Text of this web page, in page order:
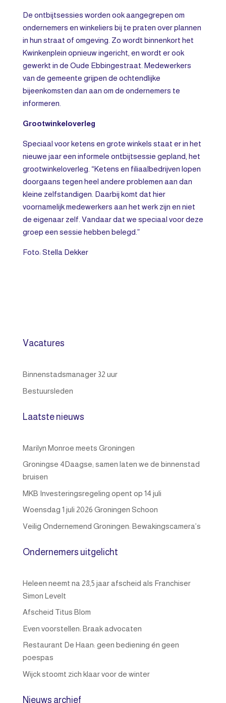
De ontbijtsessies worden ook aangegrepen om
ondernemers en winkeliers bij te praten over plannen
in hun straat of omgeving. Zo wordt binnenkort het
Kwinkenplein opnieuw ingericht, en wordt er ook
gewerkt in de Oude Ebbingestraat. Medewerkers
van de gemeente grijpen de ochtendlijke
bijeenkomsten dan aan om de ondernemers te
informeren.
Grootwinkeloverleg
Speciaal voor ketens en grote winkels staat er in het
nieuwe jaar een informele ontbijtsessie gepland, het
grootwinkeloverleg. “Ketens en filiaalbedrijven lopen
doorgaans tegen heel andere problemen aan dan
kleine zelfstandigen. Daarbij komt dat hier
voornamelijk medewerkers aan het werk zijn en niet
de eigenaar zelf. Vandaar dat we speciaal voor deze
groep een sessie hebben belegd.”
Foto: Stella Dekker
Vacatures
Binnenstadsmanager 32 uur
Bestuursleden
Laatste nieuws
Marilyn Monroe meets Groningen
Groningse 4Daagse; samen laten we de binnenstad
bruisen
MKB Investeringsregeling opent op 14 juli
Woensdag 1 juli 2026 Groningen Schoon
Veilig Ondernemend Groningen: Bewakingscamera’s
Ondernemers uitgelicht
Heleen neemt na 28,5 jaar afscheid als Franchiser
Simon Levelt
Afscheid Titus Blom
Even voorstellen: Braak advocaten
Restaurant De Haan: geen bediening én geen
poespas
Wijck stoomt zich klaar voor de winter
Nieuws archief